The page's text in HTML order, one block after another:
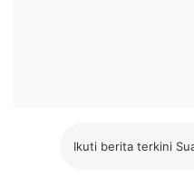
Ikuti berita terkini